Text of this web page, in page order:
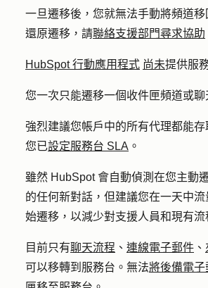
一旦遷移後，您就無法手動將頻道
還原遷移，請聯絡支援部門尋求協助
HubSpot 行動應用程式 尚未提供服
您一次只能遷移一個收件匣頻道或聊
強烈建議您帳戶中的所有代理都能存
您已設定服務台 SLA 。
雖然 HubSpot 會自動偵測在您主動
的任何新對話，但建議您在一天中
始遷移，以減少對支援人員和現有流
目前只有聊天流程 、 連線電子郵件 、
可以移轉到服務台。無法將後備電子